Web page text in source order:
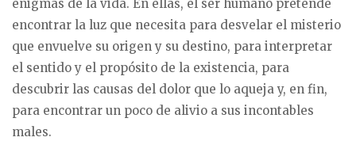
enigmas de la vida. En ellas, el ser humano pretende
encontrar la luz que necesita para desvelar el misterio
que envuelve su origen y su destino, para interpretar
el sentido y el propósito de la existencia, para
descubrir las causas del dolor que lo aqueja y, en fin,
para encontrar un poco de alivio a sus incontables
males.